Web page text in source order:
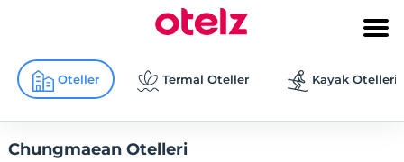
Oteller Termal Oteller Kayak Otelleri
Chungmaean Otelleri